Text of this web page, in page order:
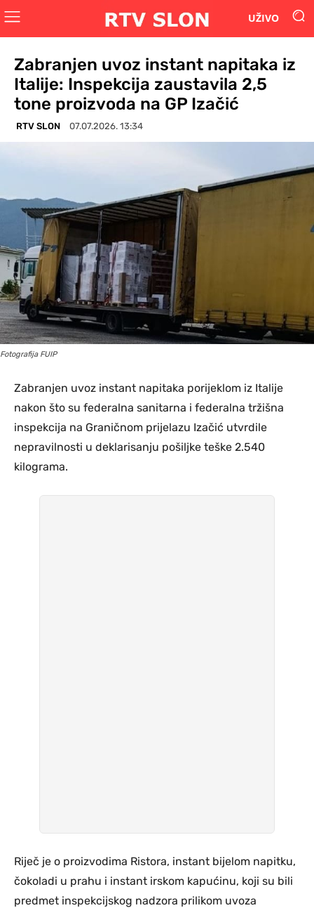
UŽIVO
Zabranjen uvoz instant napitaka iz
Italije: Inspekcija zaustavila 2,5
tone proizvoda na GP Izačić
RTV SLON 07.07.2026. 13:34
Fotografija FUIP
Zabranjen uvoz instant napitaka porijeklom iz Italije
nakon što su federalna sanitarna i federalna tržišna
inspekcija na Graničnom prijelazu Izačić utvrdile
nepravilnosti u deklarisanju pošiljke teške 2.540
kilograma.
Riječ je o proizvodima Ristora, instant bijelom napitku,
čokoladi u prahu i instant irskom kapućinu, koji su bili
predmet inspekcijskog nadzora prilikom uvoza